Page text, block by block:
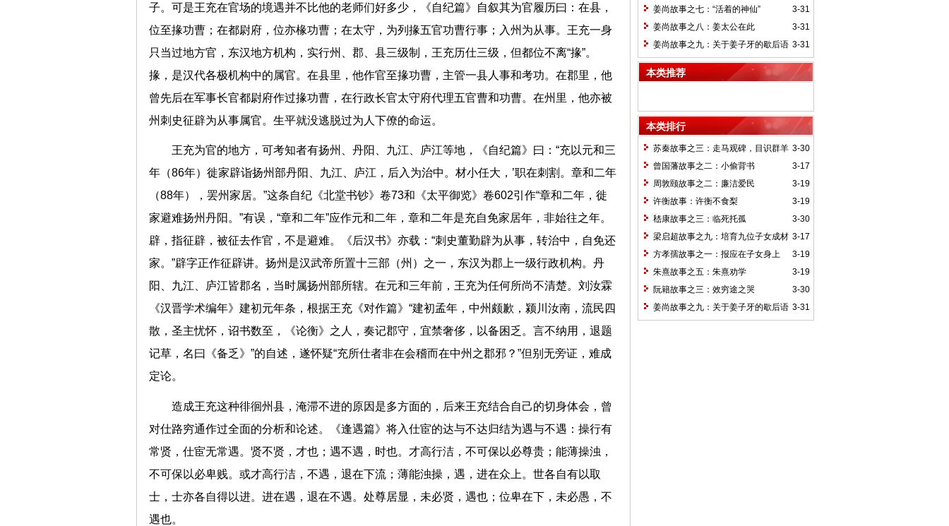
子。可是王充在官场的境遇并不比他的老师们好多少，《自纪篇》自叙其为官履历曰：在县，
位至掾功曹；在都尉府，位亦椽功曹；在太守，为列掾五官功曹行事；入州为从事。王充一身
只当过地方官，东汉地方机构，实行州、郡、县三级制，王充历仕三级，但都位不离“掾”。
掾，是汉代各极机构中的属官。在县里，他作官至掾功曹，主管一县人事和考功。在郡里，他
曾先后在军事长官都尉府作过掾功曹，在行政长官太守府代理五官曹和功曹。在州里，他亦被
州刺史征辟为从事属官。生平就没逃脱过为人下僚的命运。
王充为官的地方，可考知者有扬州、丹阳、九江、庐江等地，《自纪篇》曰：“充以元和三
年（86年）徙家辟诣扬州部丹阳、九江、庐江，后入为治中。材小任大，’职在刺割。章和二年
（88年），罢州家居。”这条自纪《北堂书钞》卷73和《太平御览》卷602引作“章和二年，徙
家避难扬州丹阳。”有误，“章和二年”应作元和二年，章和二年是充自免家居年，非始往之年。
辟，指征辟，被征去作官，不是避难。《后汉书》亦载：“刺史董勤辟为从事，转治中，自免还
家。”辟字正作征辟讲。扬州是汉武帝所置十三部（州）之一，东汉为郡上一级行政机构。丹
阳、九江、庐江皆郡名，当时属扬州部所辖。在元和三年前，王充为任何所尚不清楚。刘汝霖
《汉晋学术编年》建初元年条，根据王充《对作篇》“建初孟年，中州颇歉，颍川汝南，流民四
散，圣主忧怀，诏书数至，《论衡》之人，奏记郡守，宜禁奢侈，以备困乏。言不纳用，退题
记草，名曰《备乏》”的自述，遂怀疑“充所仕者非在会稽而在中州之郡邪？”但别无旁证，难成
定论。
造成王充这种徘徊州县，淹滞不进的原因是多方面的，后来王充结合自己的切身体会，曾
对仕路穷通作过全面的分析和论述。《逢遇篇》将入仕宦的达与不达归结为遇与不遇：操行有
常贤，仕宦无常遇。贤不贤，才也；遇不遇，时也。才高行洁，不可保以必尊贵；能薄操浊，
不可保以必卑贱。或才高行洁，不遇，退在下流；薄能浊操，遇，进在众上。世各自有以取
士，士亦各自得以进。进在遇，退在不遇。处尊居显，未必贤，遇也；位卑在下，未必愚，不
遇也。
3-31
姜尚故事之七：“活着的神仙”
3-31
姜尚故事之八：姜太公在此
3-31
姜尚故事之九：关于姜子牙的歇后语
本类推荐
本类排行
3-30
苏秦故事之三：走马观碑，目识群羊
3-17
曾国藩故事之二：小偷背书
3-19
周敦颐故事之二：廉洁爱民
3-19
许衡故事：许衡不食梨
3-30
嵇康故事之三：临死托孤
3-17
梁启超故事之九：培育九位子女成材
的神奇“小妾”——王桂荃
3-19
方孝孺故事之一：报应在子女身上
3-19
朱熹故事之五：朱熹劝学
3-30
阮籍故事之三：效穷途之哭
3-31
姜尚故事之九：关于姜子牙的歇后语